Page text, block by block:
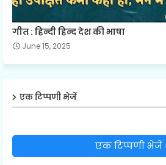
गीत : हिन्दी हिन्द देश की भाषा
June 15, 2025
एक टिप्पणी भेजें
एक टिप्पणी भेजें